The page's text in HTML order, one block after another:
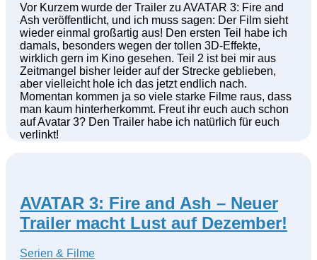
Vor Kurzem wurde der Trailer zu AVATAR 3: Fire and
Ash veröffentlicht, und ich muss sagen: Der Film sieht
wieder einmal großartig aus! Den ersten Teil habe ich
damals, besonders wegen der tollen 3D-Effekte,
wirklich gern im Kino gesehen. Teil 2 ist bei mir aus
Zeitmangel bisher leider auf der Strecke geblieben,
aber vielleicht hole ich das jetzt endlich nach.
Momentan kommen ja so viele starke Filme raus, dass
man kaum hinterherkommt. Freut ihr euch auch schon
auf Avatar 3? Den Trailer habe ich natürlich für euch
verlinkt!
AVATAR 3: Fire and Ash – Neuer
Trailer macht Lust auf Dezember!
Serien & Filme